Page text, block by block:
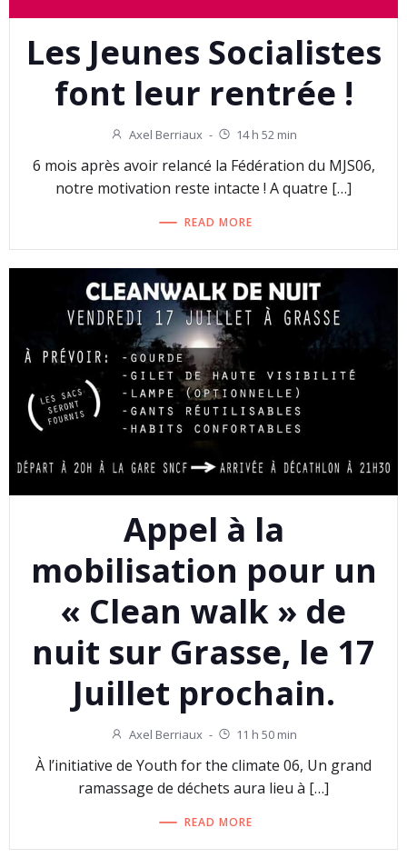
Les Jeunes Socialistes
font leur rentrée !
Axel Berriaux - 14 h 52 min
6 mois après avoir relancé la Fédération du MJS06,
notre motivation reste intacte ! A quatre […]
READ MORE
Appel à la
mobilisation pour un
« Clean walk » de
nuit sur Grasse, le 17
Juillet prochain.
Axel Berriaux - 11 h 50 min
À l’initiative de Youth for the climate 06, Un grand
ramassage de déchets aura lieu à […]
READ MORE